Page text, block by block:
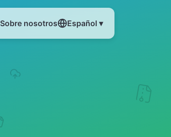
Sobre nosotros Español ▾